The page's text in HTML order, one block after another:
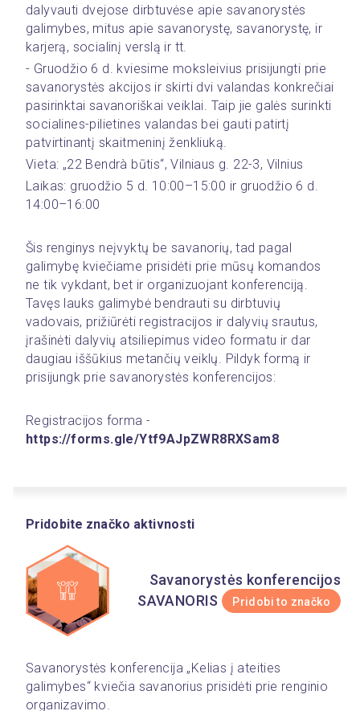
dalyvauti dvejose dirbtuvėse apie savanorystės
galimybes, mitus apie savanorystę, savanorystę, ir
karjerą, socialinį verslą ir tt.
- Gruodžio 6 d. kviesime moksleivius prisijungti prie
savanorystės akcijos ir skirti dvi valandas konkrečiai
pasirinktai savanoriškai veiklai. Taip jie galės surinkti
socialines-pilietines valandas bei gauti patirtį
patvirtinantį skaitmeninį ženkliuką.
Vieta: „22 Bendrà būtis“, Vilniaus g. 22-3, Vilnius
Laikas: gruodžio 5 d. 10:00–15:00 ir gruodžio 6 d.
14:00–16:00
Šis renginys neįvyktų be savanorių, tad pagal
galimybę kviečiame prisidėti prie mūsų komandos
ne tik vykdant, bet ir organizuojant konferenciją.
Tavęs lauks galimybė bendrauti su dirbtuvių
vadovais, prižiūrėti registracijos ir dalyvių srautus,
įrašinėti dalyvių atsiliepimus video formatu ir dar
daugiau iššūkius metančių veiklų. Pildyk formą ir
prisijungk prie savanorystės konferencijos:
https://forms.gle/Ytf9AJpZWR8RXSam8
Pridobite značko aktivnosti
Savanorystės konferencijos
SAVANORIS
Pridobi to značko
Savanorystės konferencija „Kelias į ateities
galimybes“ kviečia savanorius prisidėti prie renginio
organizavimo.